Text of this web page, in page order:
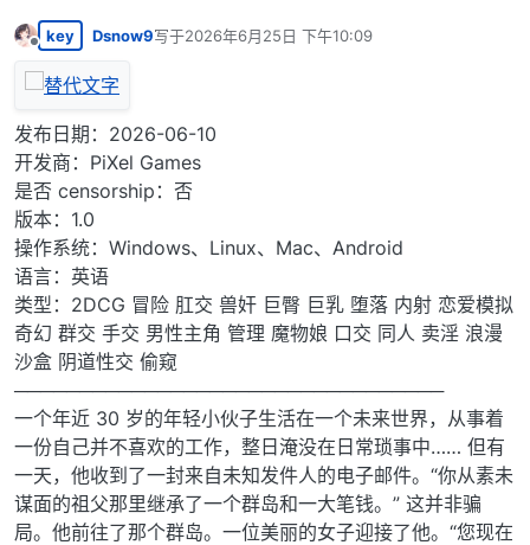
离线
key Dsnow9写于2026年6月25日 下午10:09
最后由 编辑
发布日期：2026-06-10
开发商：PiXel Games
是否 censorship：否
版本：1.0
操作系统：Windows、Linux、Mac、Android
语言：英语
类型：2DCG 冒险 肛交 兽奸 巨臀 巨乳 堕落 内射 恋爱模拟
奇幻 群交 手交 男性主角 管理 魔物娘 口交 同人 卖淫 浪漫
沙盒 阴道性交 偷窥
─────────────────────────────────
一个年近 30 岁的年轻小伙子生活在一个未来世界，从事着
一份自己并不喜欢的工作，整日淹没在日常琐事中…… 但有
一天，他收到了一封来自未知发件人的电子邮件。“你从素未
谋面的祖父那里继承了一个群岛和一大笔钱。” 这并非骗
局。他前往了那个群岛。一位美丽的女子迎接了他。“您现在